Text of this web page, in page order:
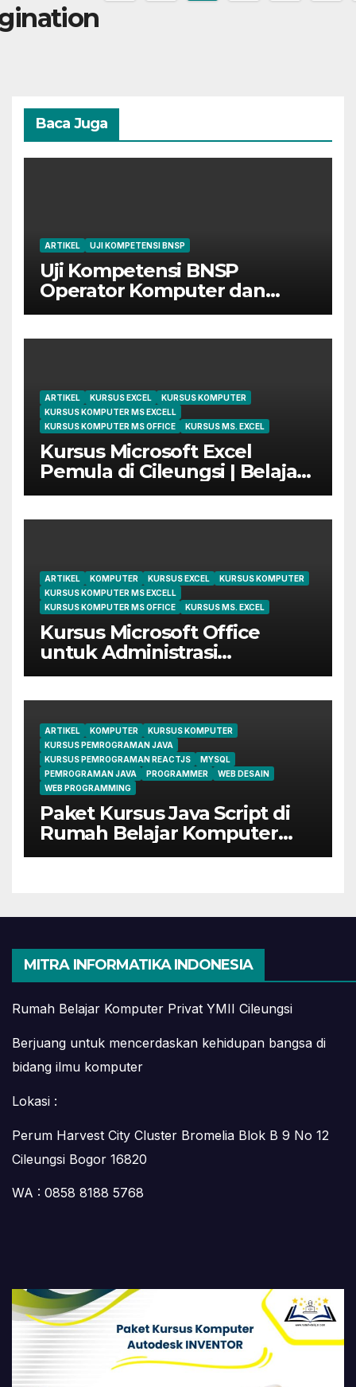
Baca Juga
ARTIKEL UJI KOMPETENSI BNSP
Uji Kompetensi BNSP
Operator Komputer dan
Digital Marketing di Bekasi
ARTIKEL KURSUS EXCEL
KURSUS KOMPUTER
KURSUS KOMPUTER MS EXCELL
KURSUS KOMPUTER MS OFFICE
KURSUS MS. EXCEL
Kursus Microsoft Excel
Pemula di Cileungsi | Belajar
dari Dasar Sampai Mahir
ARTIKEL KOMPUTER KURSUS EXCEL
KURSUS KOMPUTER
KURSUS KOMPUTER MS EXCELL
KURSUS KOMPUTER MS OFFICE
KURSUS MS. EXCEL
Kursus Microsoft Office
untuk Administrasi
Perkantoran di Cileungsi
ARTIKEL KOMPUTER
KURSUS KOMPUTER
KURSUS PEMROGRAMAN JAVA
KURSUS PEMROGRAMAN REACTJS
MYSQL
PEMROGRAMAN JAVA
PROGRAMMER
WEB DESAIN
WEB PROGRAMMING
Paket Kursus Java Script di
Rumah Belajar Komputer
YMII Cileungsi
MITRA INFORMATIKA INDONESIA
Rumah Belajar Komputer Privat YMII Cileungsi
Berjuang untuk mencerdaskan kehidupan bangsa di
bidang ilmu komputer
Lokasi :
Perum Harvest City Cluster Bromelia Blok B 9 No 12
Cileungsi Bogor 16820
WA : 0858 8188 5768